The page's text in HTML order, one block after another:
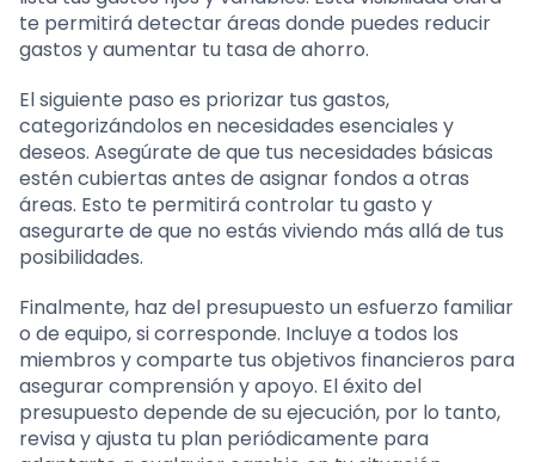
te permitirá detectar áreas donde puedes reducir
gastos y aumentar tu tasa de ahorro.
El siguiente paso es priorizar tus gastos,
categorizándolos en necesidades esenciales y
deseos. Asegúrate de que tus necesidades básicas
estén cubiertas antes de asignar fondos a otras
áreas. Esto te permitirá controlar tu gasto y
asegurarte de que no estás viviendo más allá de tus
posibilidades.
Finalmente, haz del presupuesto un esfuerzo familiar
o de equipo, si corresponde. Incluye a todos los
miembros y comparte tus objetivos financieros para
asegurar comprensión y apoyo. El éxito del
presupuesto depende de su ejecución, por lo tanto,
revisa y ajusta tu plan periódicamente para